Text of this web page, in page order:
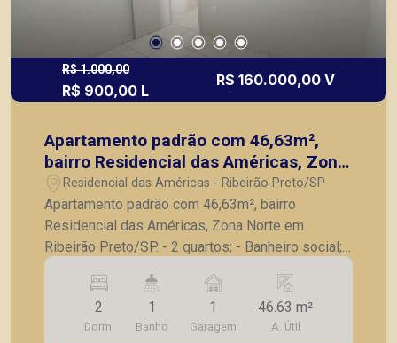
R$ 1.000,00
R$ 900,00 L
R$ 160.000,00 V
Apartamento padrão com 46,63m²,
bairro Residencial das Américas, Zona
Norte em Ribeirão Preto/SP.
Residencial das Américas - Ribeirão Preto/SP
Apartamento padrão com 46,63m², bairro
Residencial das Américas, Zona Norte em
Ribeirão Preto/SP. - 2 quartos; - Banheiro social; -
Sala para 2 ambientes; - Cozinha planejada; -
Lavanderia; - 1 vaga de garagem. A Piramid tem
como objetivo atender seus clientes com
agilidade e segurança, em locação, vendas de
2
Dorm.
1
Banho
1
Garagem
46.63 m²
A. Útil